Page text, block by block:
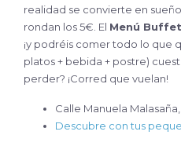
realidad se convierte en
rondan los 5€. El Menú Buffet
¡y podréis comer todo lo que
platos + bebida + postre)
perder? ¡Corred que vuelan!
Calle Manuela
Descubre con tus